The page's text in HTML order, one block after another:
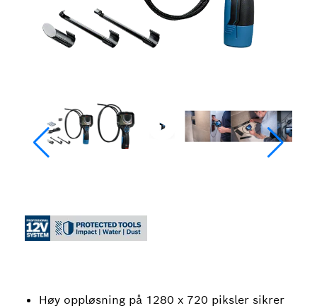
Høy oppløsning på 1280 x 720 piksler sikrer